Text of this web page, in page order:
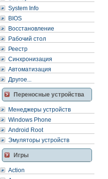
System Info
BIOS
Восстановление
Рабочий стол
Реестр
Синхронизация
Автоматизация
Другое...
Переносные устройства
Менеджеры устройств
Windows Phone
Android Root
Эмуляторы устройств
Игры
Action